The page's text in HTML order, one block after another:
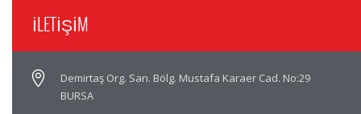
İLETİŞİM
Demirtaş Org. San. Bölg. Mustafa Karaer Cad. No:29
BURSA